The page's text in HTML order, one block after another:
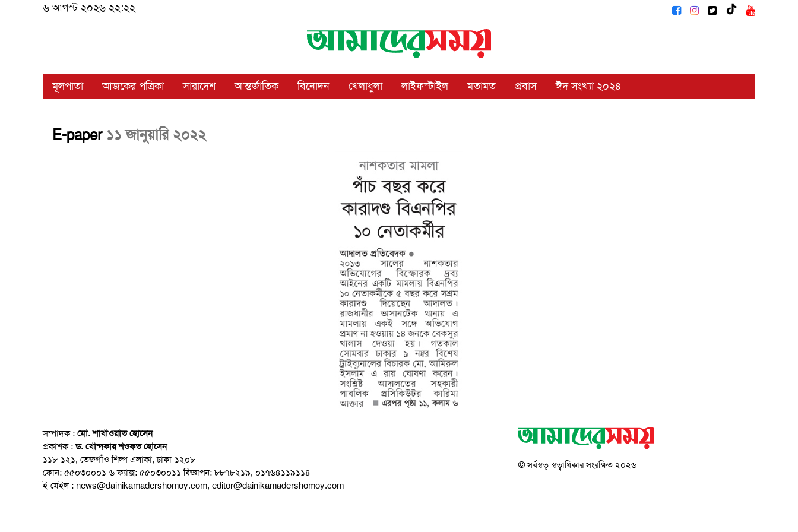
৬ আগস্ট ২০২৬ ২২:২২
মূলপাতা আজকের পত্রিকা সারাদেশ আন্তর্জাতিক বিনোদন খেলাধুলা লাইফস্টাইল মতামত প্রবাস ঈদ সংখ্যা ২০২৪
E-paper ১১ জানুয়ারি ২০২২
সম্পাদক : মো. শাখাওয়াত হোসেন
প্রকাশক :ড. খোন্দকার শওকত হোসেন
১১৮-১২১, তেজগাঁও শিল্প এলাকা, ঢাকা-১২০৮
ফোন: ৫৫০৩০০০১-৬ ফ্যাক্স: ৫৫০৩০০১১ বিজ্ঞাপন: ৮৮৭৮২১৯, ০১৭৬৪১১৯১১৪
ই-মেইল : news@dainikamadershomoy.com, editor@dainikamadershomoy.com
© সর্বস্বত্ব স্বত্বাধিকার সংরক্ষিত ২০২৬